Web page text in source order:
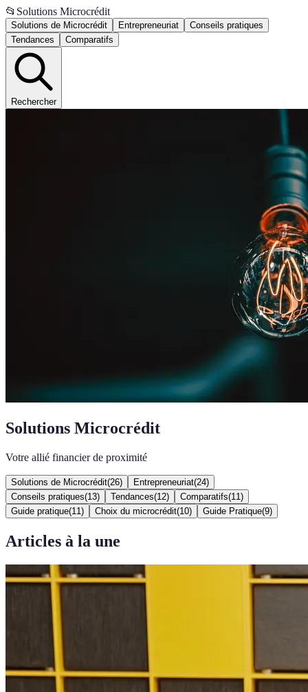
📂 Solutions Microcrédit
Solutions de Microcrédit Entrepreneuriat
Conseils pratiques
Tendances
Comparatifs
Rechercher
Solutions Microcrédit
Votre allié financier de proximité
Solutions de Microcrédit(26) Entrepreneuriat(24)
Conseils pratiques(13) Tendances(12) Comparatifs(11 )
Guide pratique(11 ) Choix du microcrédit(10) Guide Pratique(9)
Articles à la une